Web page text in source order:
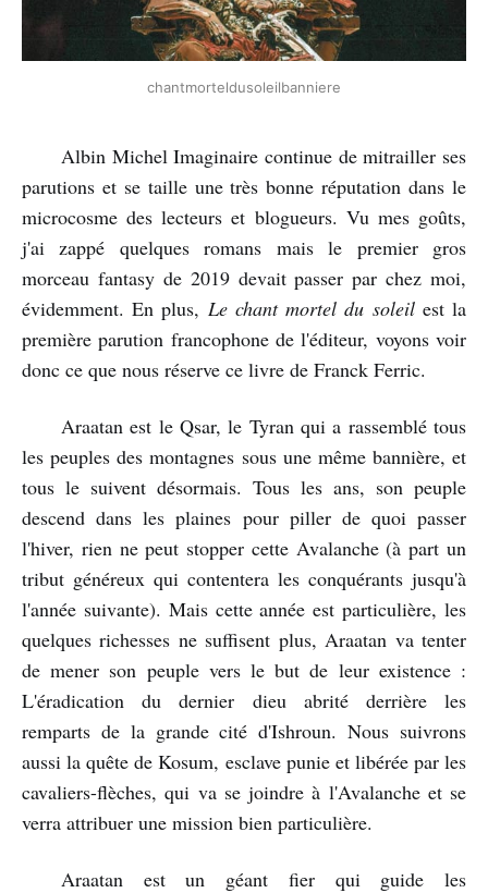
chantmorteldusoleilbanniere
Albin Michel Imaginaire continue de mitrailler ses
parutions et se taille une très bonne réputation dans le
microcosme des lecteurs et blogueurs. Vu mes goûts,
j'ai zappé quelques romans mais le premier gros
morceau fantasy de 2019 devait passer par chez moi,
évidemment. En plus, Le chant mortel du soleilest la
première parution francophone de l'éditeur, voyons voir
donc ce que nous réserve ce livre de Franck Ferric.
Araatan est le Qsar, le Tyran qui a rassemblé tous
les peuples des montagnes sous une même bannière, et
tous le suivent désormais. Tous les ans, son peuple
descend dans les plaines pour piller de quoi passer
l'hiver, rien ne peut stopper cette Avalanche (à part un
tribut généreux qui contentera les conquérants jusqu'à
l'année suivante). Mais cette année est particulière, les
quelques richesses ne suffisent plus, Araatan va tenter
de mener son peuple vers le but de leur existence :
L'éradication du dernier dieu abrité derrière les
remparts de la grande cité d'Ishroun. Nous suivrons
aussi la quête de Kosum, esclave punie et libérée par les
cavaliers-flèches, qui va se joindre à l'Avalanche et se
verra attribuer une mission bien particulière.
Araatan est un géant fier qui guide les